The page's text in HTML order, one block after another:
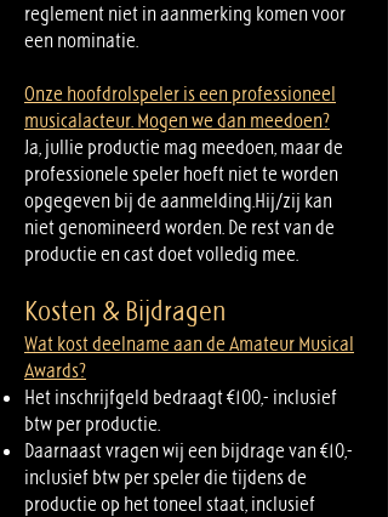
reglement niet in aanmerking komen voor
een nominatie.
Onze hoofdrolspeler is een professioneel
musicalacteur. Mogen we dan meedoen?
Ja, jullie productie mag meedoen, maar de
professionele speler hoeft niet te worden
opgegeven bij de aanmelding.Hij/zij kan
niet genomineerd worden. De rest van de
productie en cast doet volledig mee.
Kosten & Bijdragen
Wat kost deelname aan de Amateur Musical
Awards?
Het inschrijfgeld bedraagt €100,- inclusief
btw per productie.
Daarnaast vragen wij een bijdrage van €10,-
inclusief btw per speler die tijdens de
productie op het toneel staat, inclusief